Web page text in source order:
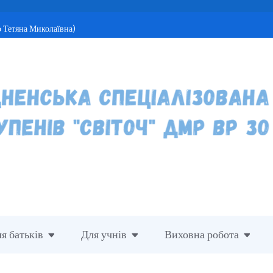
Миколаївна)
батьків Для учнів Виховна робота